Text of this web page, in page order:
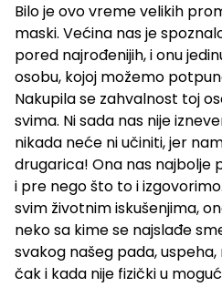
Bilo je ovo vreme velikih
maski. Većina nas je
pored najrođenijih, i onu
osobu, kojoj možemo
Nakupila se zahvalnost toj
svima. Ni sada nas nije
nikada neće ni učiniti, jer
drugarica! Ona nas najbolje
i pre nego što to i
svim životnim iskušenjima,
neko sa kime se najslađe
svakog našeg pada,
čak i kada nije fizički u